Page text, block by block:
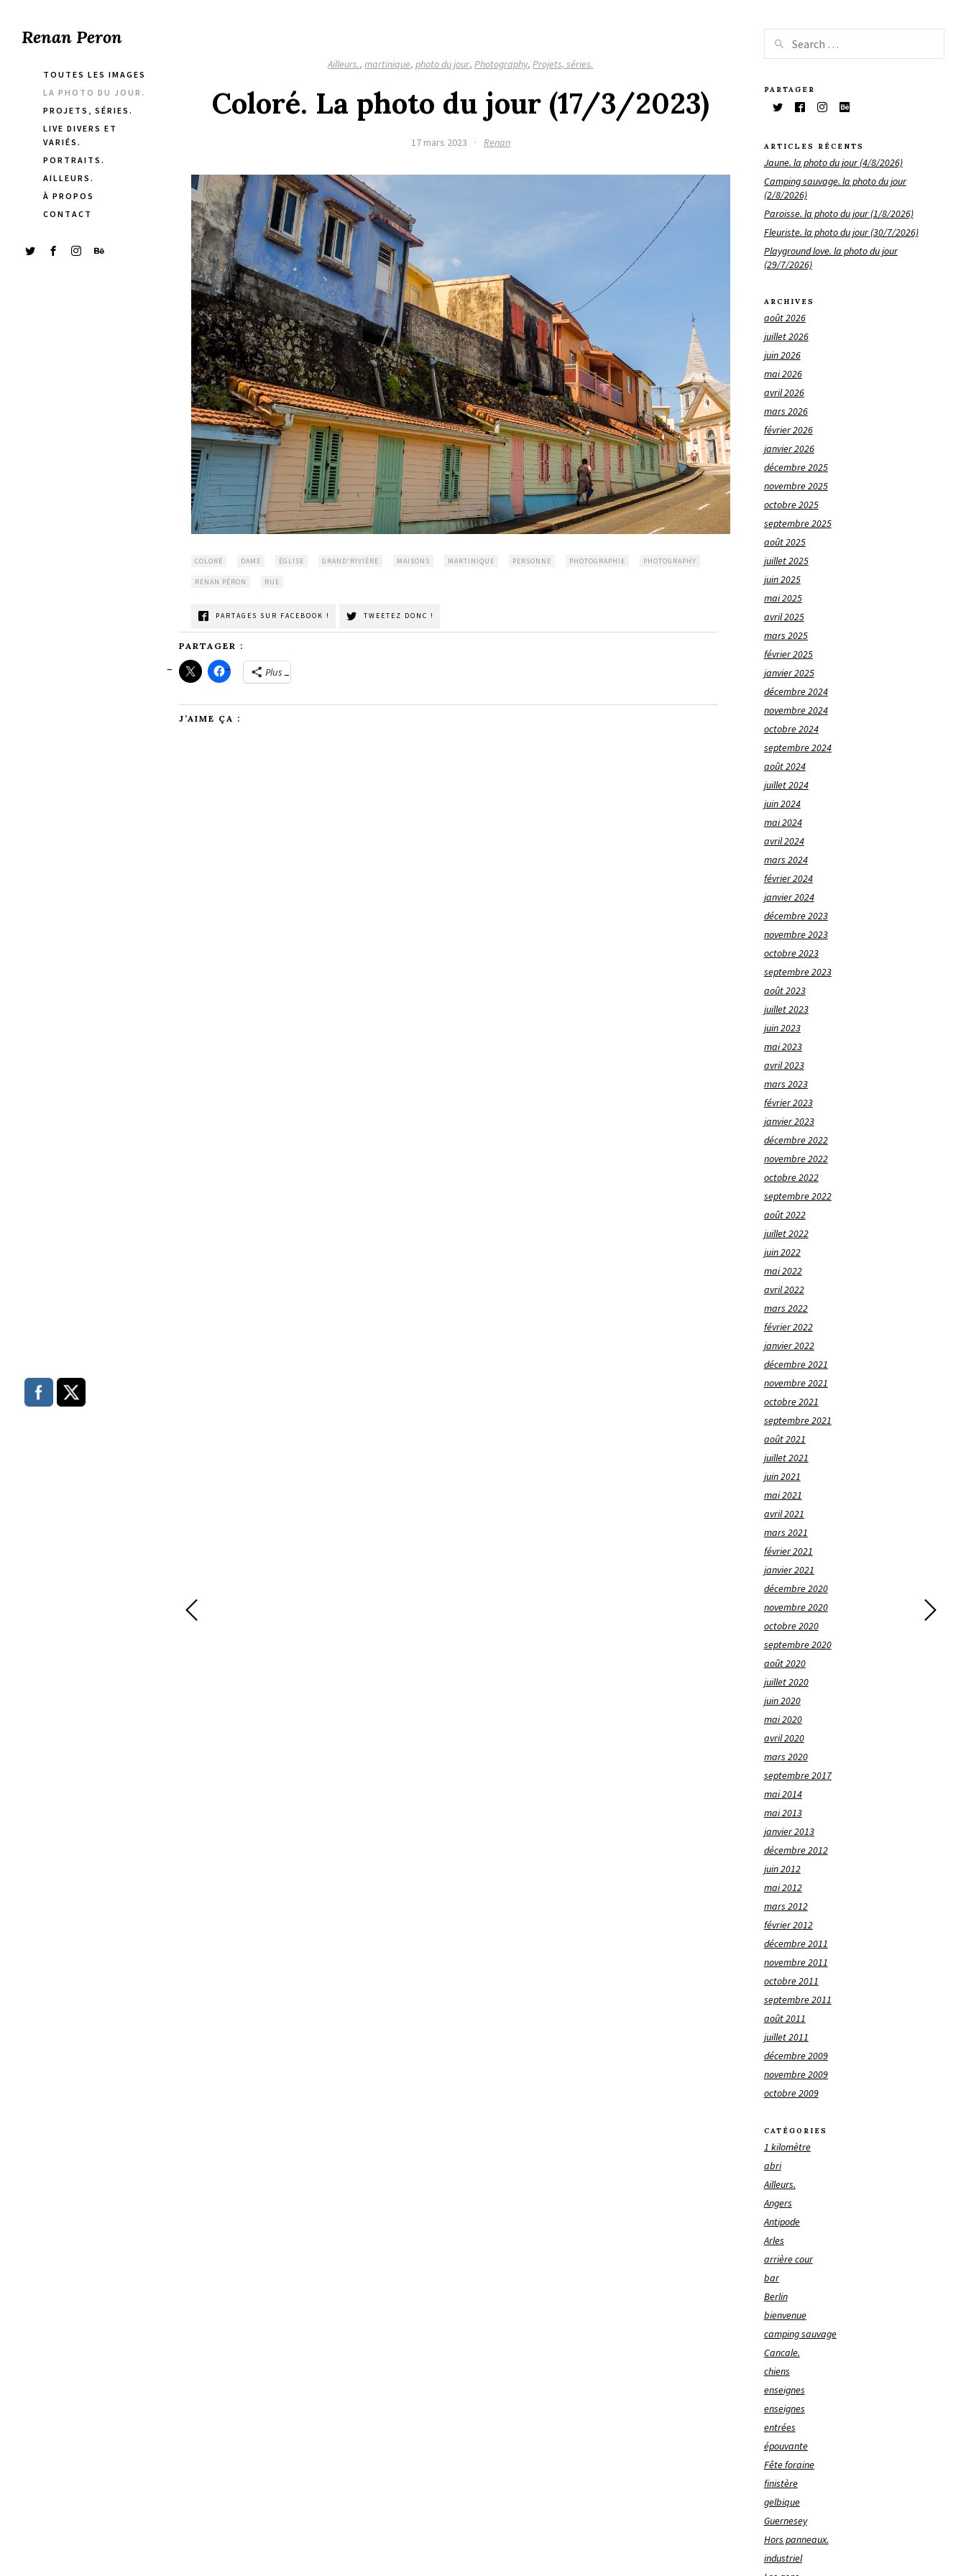
Renan Peron
TOUTES LES IMAGES
LA PHOTO DU JOUR.
PROJETS, SÉRIES.
LIVE DIVERS ET
VARIÉS.
PORTRAITS.
AILLEURS.
À PROPOS
CONTACT
Ailleurs.,martinique,photo du jour,Photography,Projets, séries.
Coloré. La photo du jour (17/3/2023)
17 mars 2023 · Renan
COLORÉ DAME ÉGLISE GRAND'RIVIÈRE MAISONS MARTINIQUE PERSONNE PHOTOGRAPHIE PHOTOGRAPHY
RENAN PÉRON RUE
PARTAGES SUR FACEBOOK ! TWEETEZ DONC !
PARTAGER :
Plus
J’AIME ÇA :
PARTAGER
ARTICLES RÉCENTS
Jaune. la photo du jour (4/8/2026)
Camping sauvage. la photo du jour
(2/8/2026)
Paroisse. la photo du jour (1/8/2026)
Fleuriste. la photo du jour (30/7/2026)
Playground love. la photo du jour
(29/7/2026)
ARCHIVES
août 2026
juillet 2026
juin 2026
mai 2026
avril 2026
mars 2026
février 2026
janvier 2026
décembre 2025
novembre 2025
octobre 2025
septembre 2025
août 2025
juillet 2025
juin 2025
mai 2025
avril 2025
mars 2025
février 2025
janvier 2025
décembre 2024
novembre 2024
octobre 2024
septembre 2024
août 2024
juillet 2024
juin 2024
mai 2024
avril 2024
mars 2024
février 2024
janvier 2024
décembre 2023
novembre 2023
octobre 2023
septembre 2023
août 2023
juillet 2023
juin 2023
mai 2023
avril 2023
mars 2023
février 2023
janvier 2023
décembre 2022
novembre 2022
octobre 2022
septembre 2022
août 2022
juillet 2022
juin 2022
mai 2022
avril 2022
mars 2022
février 2022
janvier 2022
décembre 2021
novembre 2021
octobre 2021
septembre 2021
août 2021
juillet 2021
juin 2021
mai 2021
avril 2021
mars 2021
février 2021
janvier 2021
décembre 2020
novembre 2020
octobre 2020
septembre 2020
août 2020
juillet 2020
juin 2020
mai 2020
avril 2020
mars 2020
septembre 2017
mai 2014
mai 2013
janvier 2013
décembre 2012
juin 2012
mai 2012
mars 2012
février 2012
décembre 2011
novembre 2011
octobre 2011
septembre 2011
août 2011
juillet 2011
décembre 2009
novembre 2009
octobre 2009
CATÉGORIES
1 kilomètre
abri
Ailleurs.
Angers
Antipode
Arles
arrière cour
bar
Berlin
bienvenue
camping sauvage
Cancale.
chiens
enseignes
enseignes
entrées
épouvante
Fête foraine
finistère
gelbique
Guernesey
Hors panneaux.
industriel